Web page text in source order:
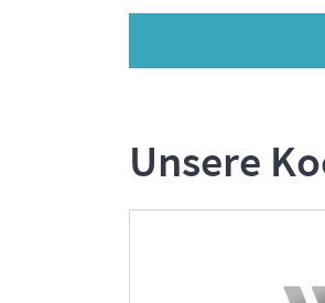
Unsere